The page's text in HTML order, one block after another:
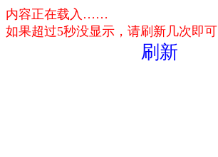
内容正在载入……
如果超过5秒没显示，请刷新几次即可
刷新